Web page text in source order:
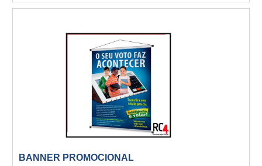
produtos. Os displays são ótimas ferramentas
diminua.Um dos pontos principais, que poderá
influenciar diretamente na qualidade dos
produtos oferecidos, é o distribuidor que
BANNER PROMOCIONAL